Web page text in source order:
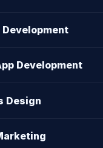
Development
Design
BD